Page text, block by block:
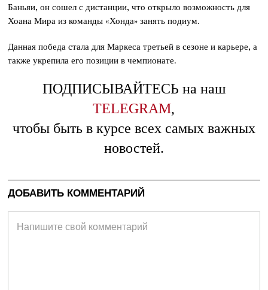
Баньяи, он сошел с дистанции, что открыло возможность для
Хоана Мира из команды «Хонда» занять подиум.
Данная победа стала для Маркеса третьей в сезоне и карьере, а
также укрепила его позиции в чемпионате.
ПОДПИСЫВАЙТЕСЬ на наш
TELEGRAM,
чтобы быть в курсе всех самых важных
новостей.
ДОБАВИТЬ КОММЕНТАРИЙ